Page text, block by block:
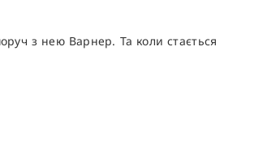
з нею Варнер. Та коли стається